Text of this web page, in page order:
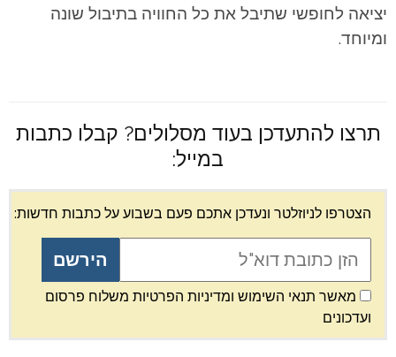
יציאה לחופשי שתיבל את כל החוויה בתיבול שונה
ומיוחד.
תרצו להתעדכן בעוד מסלולים? קבלו כתבות
במייל:
הצטרפו לניוזלטר ונעדכן אתכם פעם בשבוע על כתבות חדשות:
מאשר תנאי השימוש ומדיניות הפרטיות משלוח פרסום
ועדכונים